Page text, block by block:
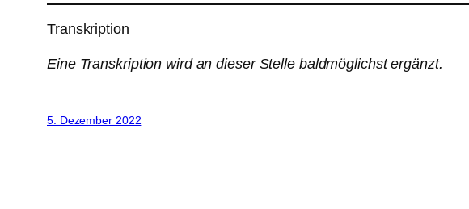
Transkription
Eine Transkription wird an dieser Stelle baldmöglichst ergänzt.
5. Dezember 2022